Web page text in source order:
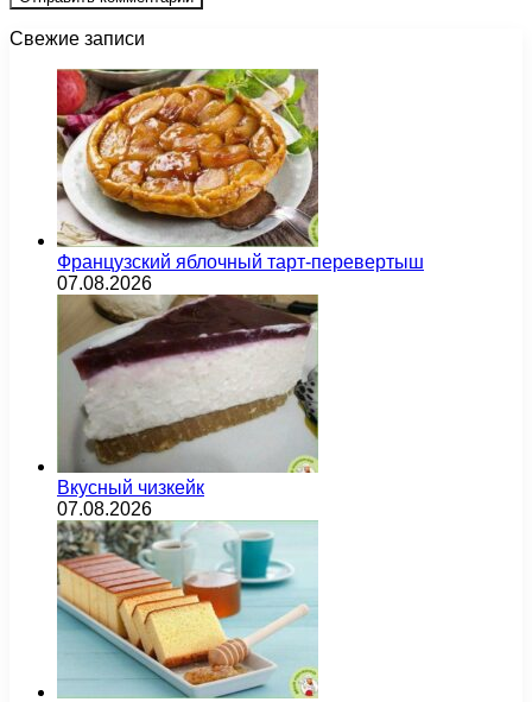
Свежие записи
Французский яблочный тарт-перевертыш
07.08.2026
Вкусный чизкейк
07.08.2026